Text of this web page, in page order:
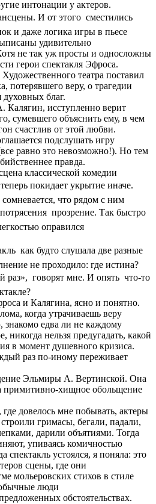
интонации у актеров.
И от этого  сместились
и даже логика игры в пьесе
удивительно
не так уж просты и односложны
герои спектакля Эфроса.
театра поставил
потерявшего веру, о трагедии
благ.
Калягин, исступленно верит
сумевшего объяснить ему, в чем
счастлив от этой любви.
подслушать игру
равно это невозможно!). Но тем
правда.
классической комедии
покидает укрытие иначе.
что рядом с ним
 прозрение. Так быстро
оправился
 как будто слушала две разные
не проходило: где истина?
 говорят мне. И опять  что-то
и Калягина, ясно и понятно.
когда утрачиваешь веру
знакомо едва ли не каждому
нельзя предугадать, какой
в момент душевного кризиса.
раз по-иному переживает
Эльмиры А. Вертинской. Она
примитивно-хищное обольщение
довелось мне побывать, актеры
гримасы, бегали, падали,
дарили объятиями. Тогда
упиваясь комичностью
спектакль устоялся, я поняла: это
сцены, где они
мольеровских стихов в стиле
люди
обстоятельствах.